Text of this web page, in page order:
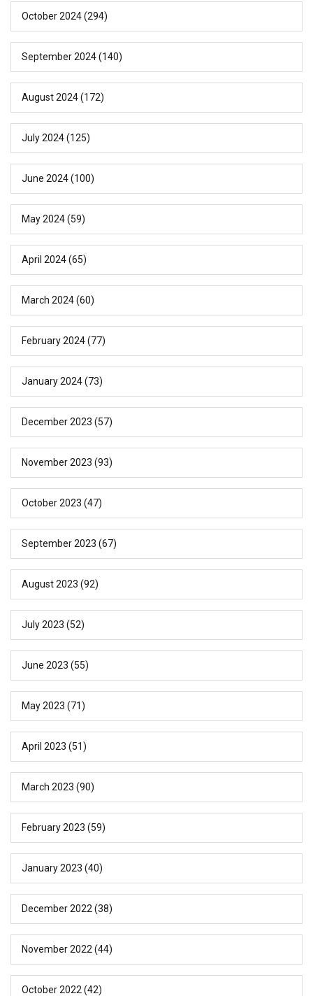
October 2024(294)
September 2024(140)
August 2024(172)
July 2024(125)
June 2024(100)
May 2024(59)
April 2024(65)
March 2024(60)
February 2024(77)
January 2024(73)
December 2023 (57)
November 2023 (93)
October 2023 (47)
September 2023 (67)
August 2023 (92)
July 2023 (52)
June 2023 (55)
May 2023 (71)
April 2023 (51)
March 2023 (90)
February 2023 (59)
January 2023 (40)
December 2022 (38)
November 2022 (44)
October 2022 (42)